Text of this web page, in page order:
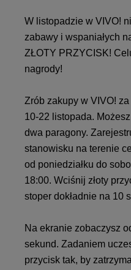
W listopadzie w VIVO!
zabawy i wspaniałych
ZŁOTY PRZYCISK!
nagrody!
Zrób zakupy w VIVO!
10-22 listopada.
dwa paragony.
stanowisku na terenie
od poniedziałku do
18:00. Wciśnij złoty
stoper dokładnie na 10
Na ekranie zobaczysz
sekund. Zadaniem
przycisk tak, by